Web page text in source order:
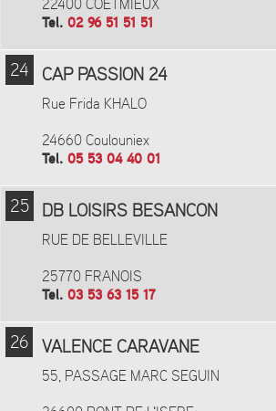
22400 COETMIEUX
Tel. 02 96 51 51 51
24 CAP PASSION 24
Rue Frida KHALO
24660 Coulouniex
Tel. 05 53 04 40 01
25 DB LOISIRS BESANCON
RUE DE BELLEVILLE
25770 FRANOIS
Tel. 03 53 63 15 17
26 VALENCE CARAVANE
55, PASSAGE MARC SEGUIN